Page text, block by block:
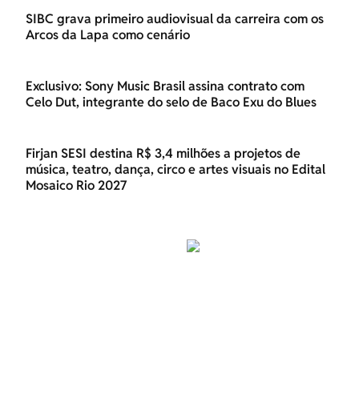
SIBC grava primeiro audiovisual da carreira com os
Arcos da Lapa como cenário
Exclusivo: Sony Music Brasil assina contrato com
Celo Dut, integrante do selo de Baco Exu do Blues
Firjan SESI destina R$ 3,4 milhões a projetos de
música, teatro, dança, circo e artes visuais no Edital
Mosaico Rio 2027